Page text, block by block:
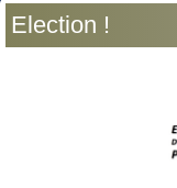
Election !